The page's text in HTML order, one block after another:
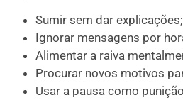
Sumir sem dar explicações;
Ignorar mensagens por
Alimentar a raiva
Procurar novos motivos
Usar a pausa como